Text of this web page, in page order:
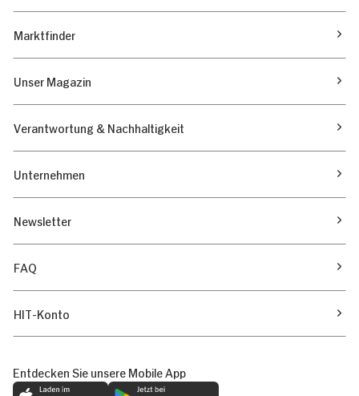
Marktfinder
Unser Magazin
Verantwortung & Nachhaltigkeit
Unternehmen
Newsletter
FAQ
HIT-Konto
Entdecken Sie unsere Mobile App